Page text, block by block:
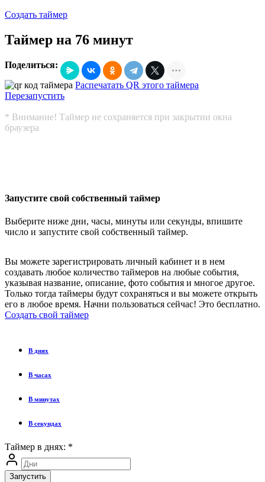
Создать таймер
Таймер на 76 минут
Поделиться:
Распечатать QR этого таймера
Перезапустить
* Внимание! Таймер не сохраняется при закрытии окна
браузера
Запустите свой собственный таймер
Выберите ниже дни, часы, минуты или секунды, впишите
число и запустите свой собственный таймер.
Вы можете зарегистрировать личный кабинет и в нем
создавать любое количество таймеров на любые события,
указывая название, описание, фото события и многое другое.
Только тогда таймеры будут сохраняться и вы можете открыть
его в любое время. Начни пользоваться сейчас! Это бесплатно.
Создать свой таймер
В днях
В часах
В минутах
В секундах
Таймер в днях: *
Запустить